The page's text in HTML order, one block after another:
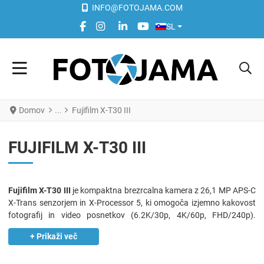
INFO@FOTOJAMA.COM
FACEBOOK SOCIAL LINK
INSTAGRAM SOCIAL LINK
LINKEDIN SOCIAL LINK
YOUTUBE SOCIAL LINK
IZBERITE VAŠ JEZIK
SL
Domov Fujifilm X-T30 III
FUJIFILM X-T30 III
Fujifilm X-T30 III je kompaktna brezrcalna kamera z 26,1 MP APS-C
X-Trans senzorjem in X-Processor 5, ki omogoča izjemno kakovost
fotografij in video posnetkov (6.2K/30p, 4K/60p, FHD/240p).
Napreden hibridni AF, Film Simulation in intuitivni kontrolni elementi
zagotavljajo profesionalne rezultate tako za fotografe kot video